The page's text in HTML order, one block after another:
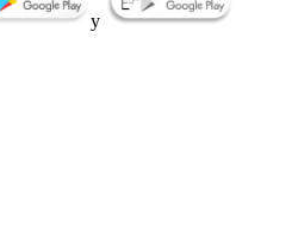
y